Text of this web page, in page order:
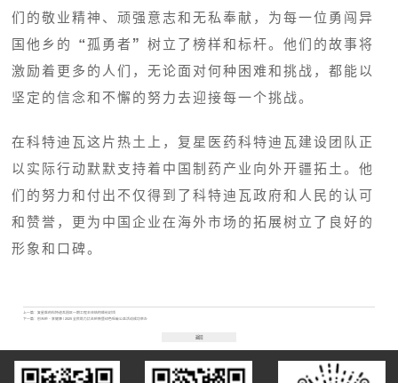
们的敬业精神、顽强意志和无私奉献，为每一位勇闯异
国他乡的“孤勇者”树立了榜样和标杆。他们的故事将
激励着更多的人们，无论面对何种困难和挑战，都能以
坚定的信念和不懈的努力去迎接每一个挑战。
在科特迪瓦这片热土上，复星医药科特迪瓦建设团队正
以实际行动默默支持着中国制药产业向外开疆拓土。他
们的努力和付出不仅得到了科特迪瓦政府和人民的认可
和赞誉，更为中国企业在海外市场的拓展树立了良好的
形象和口碑。
上一篇：复星医药科特迪瓦园区一期工程主体结构顺利封顶
下一篇：
创无疟・享健康 | 2025 全民助力抗击疟疾暨绿色低碳公益活动成功举办
返回